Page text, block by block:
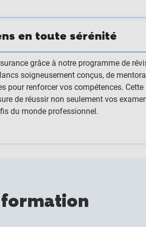
en toute sérénité
grâce à notre programme de
soigneusement conçus, de
pour renforcer vos compétences. Cette
de réussir non seulement vos
du monde professionnel.
formation